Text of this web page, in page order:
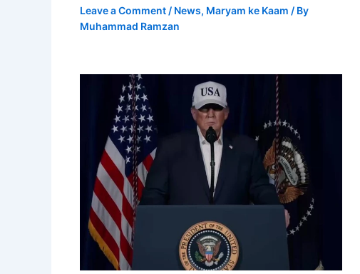
Leave a Comment / News, Maryam ke Kaam / By
Muhammad Ramzan